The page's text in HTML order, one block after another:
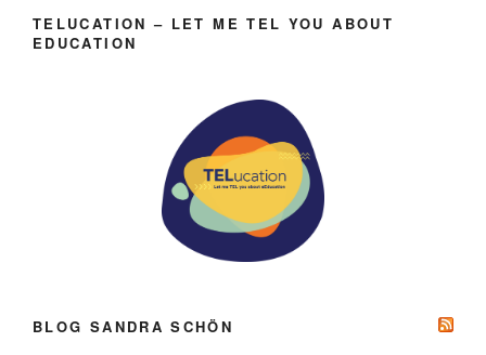
TELUCATION – LET ME TEL YOU ABOUT
EDUCATION
BLOG SANDRA SCHÖN